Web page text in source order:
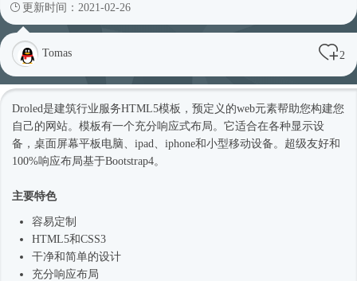
更新时间：2021-02-26
Tomas 2
Droled是建筑行业服务HTML5模板 ，预定义的web元素帮助您构建您
自己的网站。模板有一个充分响应式布局。它适合在各种显示设
备，桌面屏幕平板电脑、ipad、iphone和小型移动设备。超级友好和
100%响应布局基于Bootstrap4。
主要特色
容易定制
HTML5和CSS3
干净和简单的设计
充分响应布局